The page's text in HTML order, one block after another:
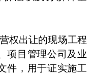
权出让的现场工程
项目管理公司及业
件，用于证实施工